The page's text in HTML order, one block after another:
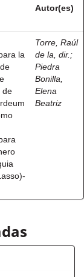
Autor(es)
la
de
Torre, Raúl
de la, dir. ;
Piedra
Bonilla,
Elena
Beatriz